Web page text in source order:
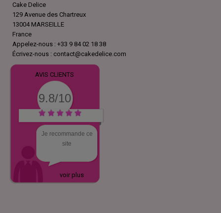
Cake Delice
129 Avenue des Chartreux
13004 MARSEILLE
France
Appelez-nous : +33 9 84 02 18 38
Écrivez-nous : contact@cakedelice.com
AVIS CLIENTS
9.8/10
Je recommande ce
site
voir plus